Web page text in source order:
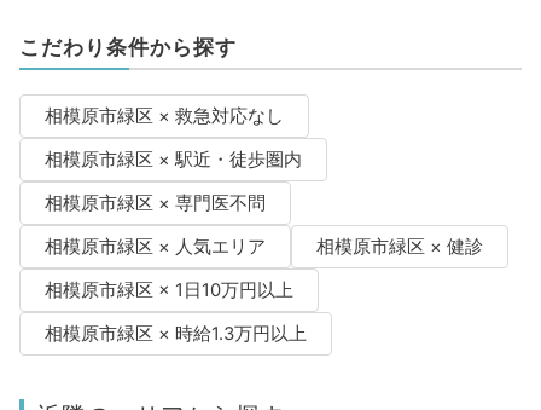
こだわり条件から探す
相模原市緑区 × 救急対応なし
相模原市緑区 × 駅近・徒歩圏内
相模原市緑区 × 専門医不問
相模原市緑区 × 人気エリア
相模原市緑区 × 健診
相模原市緑区 × 1日10万円以上
相模原市緑区 × 時給1.3万円以上